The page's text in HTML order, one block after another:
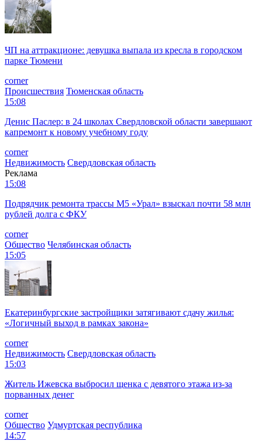
ЧП на аттракционе: девушка выпала из кресла в городском
парке Тюмени
corner
Происшествия Тюменская область
15:08
Денис Паслер: в 24 школах Свердловской области завершают
капремонт к новому учебному году
corner
Недвижимость Свердловская область
Реклама
15:08
Подрядчик ремонта трассы М5 «Урал» взыскал почти 58 млн
рублей долга с ФКУ
corner
Общество Челябинская область
15:05
Екатеринбургские застройщики затягивают сдачу жилья:
«Логичный выход в рамках закона»
corner
Недвижимость Свердловская область
15:03
Житель Ижевска выбросил щенка с девятого этажа из-за
порванных денег
corner
Общество Удмуртская республика
14:57